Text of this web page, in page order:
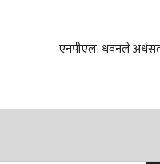
एनपीएल: धवनले